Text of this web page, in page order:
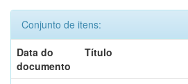
Conjunto de itens:
Data do
documento
Título